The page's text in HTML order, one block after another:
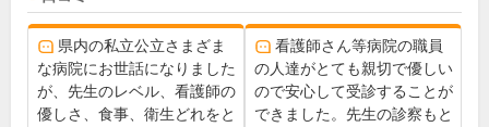
県内の私立公立さまざま
な病院にお世話になりました
が、先生のレベル、看護師の
優しさ、食事、衛生どれをと
看護師さん等病院の職員
の人達がとても親切で優しい
ので安心して受診することが
できました。先生の診察もと